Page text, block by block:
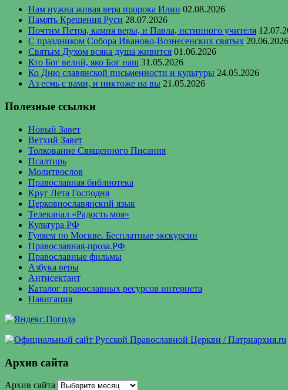
Нам нужна живая вера пророка Илии 02.08.2026
Память Крещения Руси 28.07.2026
Почтим Петра, камня веры, и Павла, истинного учителя
С праздником Собора Иваново-Вознесенских святых 20.06.2026
Святым Духом всяка душа живится 01.06.2026
Кто Бог велий, яко Бог наш 31.05.2026
Ко Дню славянской письменности и культуры 24.05.2026
Аз есмь с вами, и никтоже на вы 21.05.2026
Полезные ссылки
Новый Завет
Ветхий Завет
Толкование Священного Писания
Псалтирь
Молитвослов
Православная библиотека
Круг Лета Господня
Церковнославянский язык
Телеканал «Радость моя»
Культура РФ
Гуляем по Москве. Бесплатные экскурсии
Православная-проза.РФ
Православные фильмы
Азбука веры
Антисектант
Каталог православных ресурсов интернета
Навигация
Архив сайта
Архив сайта